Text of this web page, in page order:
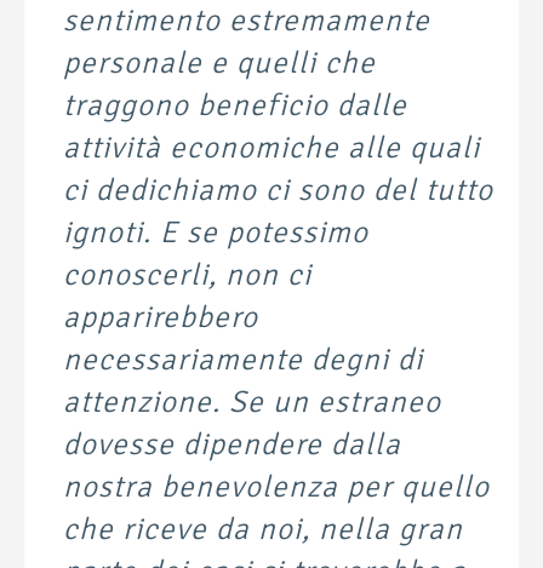
sentimento estremamente
personale e quelli che
traggono beneficio dalle
attività economiche alle quali
ci dedichiamo ci sono del tutto
ignoti. E se potessimo
conoscerli, non ci
apparirebbero
necessariamente degni di
attenzione. Se un estraneo
dovesse dipendere dalla
nostra benevolenza per quello
che riceve da noi, nella gran